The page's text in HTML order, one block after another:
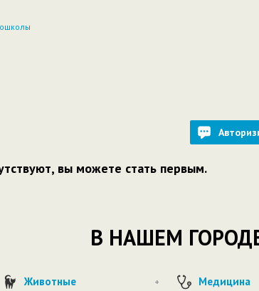
вы можете стать первым.
В НАШЕМ
Животные + Медицина